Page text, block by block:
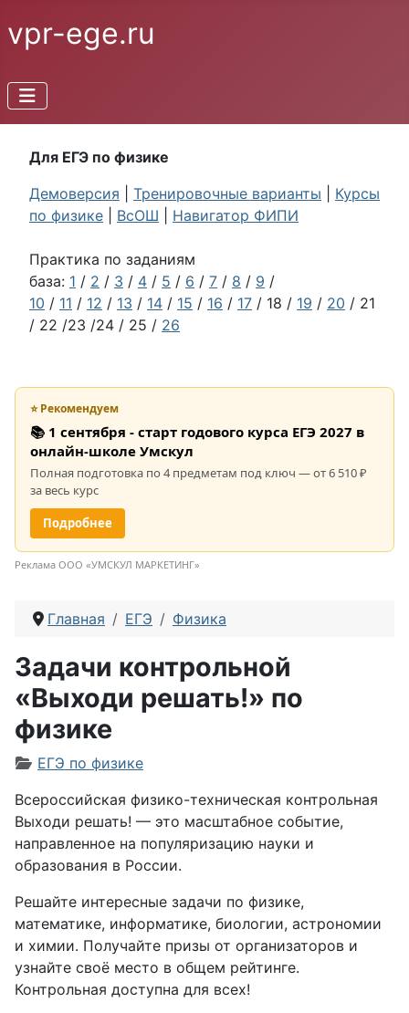
vpr-ege.ru
Для ЕГЭ по физике
Демоверсия
Тренировочные варианты
Курсы
по физике
ВсОШ Навигатор ФИПИ
Практика по заданиям
база: 1 / 2 / 3 / 4 / 5 / 6 / 7 / 8 / 9 /
10 / 11 / 12 / 13 / 14 / 15 / 16 / 17 / 18 / 19 / 20 / 21
/ 22 /23 /24 / 25 / 26
⭐ Рекомендуем
📚 1 сентября - старт годового курса ЕГЭ 2027 в
онлайн-школе Умскул
Полная подготовка по 4 предметам под ключ — от 6 510 ₽
за весь курс
Подробнее
Реклама ООО «УМСКУЛ МАРКЕТИНГ»
Главная ЕГЭ Физика
Задачи контрольной
«Выходи решать!» по
физике
Информация о материале
ЕГЭ по физике
Всероссийская физико-техническая контрольная
Выходи решать! — это масштабное событие,
направленное на популяризацию науки и
образования в России.
Решайте интересные задачи по физике,
математике, информатике, биологии, астрономии
и химии. Получайте призы от организаторов и
узнайте своё место в общем рейтинге.
Контрольная доступна для всех!